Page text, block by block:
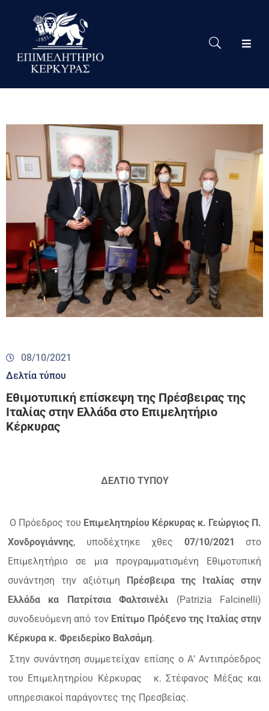
Το
Eπιμελητήριο
Υπηρεσίες
Πληροφόρηση
Χρήσιμες
Συνδέσεις
08/10/2021
Δελτία τύπου
Εθιμοτυπική επίσκεψη της Πρέσβειρας της
Ιταλίας στην Ελλάδα στο Επιμελητήριο
Κέρκυρας
ΔΕΛΤΙΟ ΤΥΠΟΥ
Ο Πρόεδρος του Επιμελητηρίου Κέρκυρας κ. Γεώργιος Π.
Χονδρογιάννης, υποδέχτηκε χθες 07/10/2021 στο
Επιμελητήριο σε μια προγραμματισμένη Εθιμοτυπική
συνάντηση την αξιότιμη Πρέσβειρα της Ιταλίας στην
Ελλάδα κα Πατρίτσια Φαλτσινέλι (Patrizia Falcinelli)
συνοδευόμενη από τον Επίτιμο Πρόξενο της Ιταλίας στην
Κέρκυρα κ. Φρειδερίκο Βαλσάμη.
Στην συνάντηση συμμετείχαν επίσης ο Α’ Αντιπρόεδρος
του Επιμελητηρίου Κέρκυρας
κ. Στέφανος Μέξας και
υπηρεσιακοί παράγοντες της Πρεσβείας.